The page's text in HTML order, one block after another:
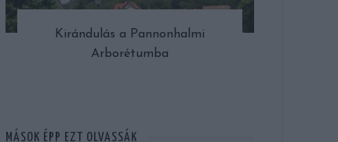
Kirándulás a Pannonhalmi
Arborétumba
MÁSOK ÉPP EZT OLVASSÁK